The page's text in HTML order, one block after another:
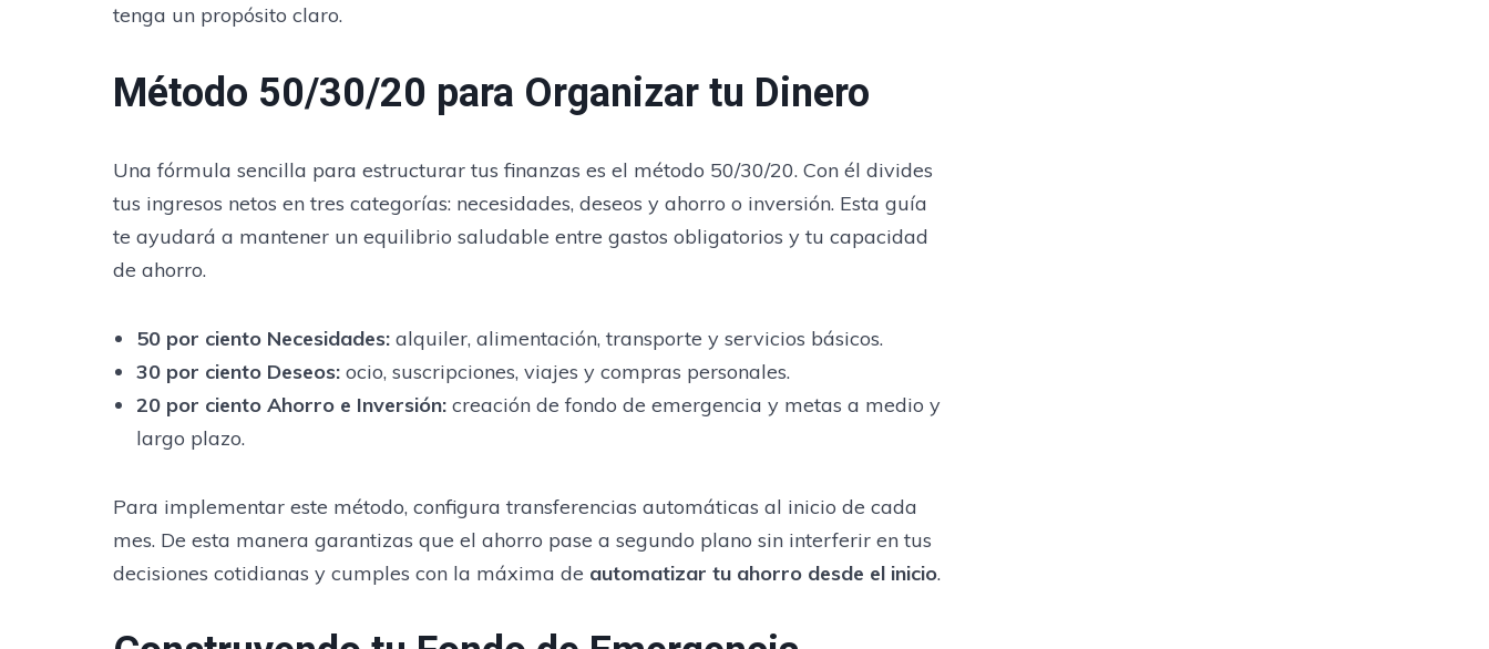
tenga un propósito claro.
Método 50/30/20 para Organizar tu Dinero
Una fórmula sencilla para estructurar tus finanzas es el método 50/30/20. Con él divides
tus ingresos netos en tres categorías: necesidades, deseos y ahorro o inversión. Esta guía
te ayudará a mantener un equilibrio saludable entre gastos obligatorios y tu capacidad
de ahorro.
50 por ciento Necesidades:alquiler, alimentación, transporte y servicios básicos.
30 por ciento Deseos:ocio, suscripciones, viajes y compras personales.
20 por ciento Ahorro e Inversión:creación de fondo de emergencia y metas a medio y
largo plazo.
Para implementar este método, configura transferencias automáticas al inicio de cada
mes. De esta manera garantizas que el ahorro pase a segundo plano sin interferir en tus
decisiones cotidianas y cumples con la máxima de automatizar tu ahorro desde el inicio.